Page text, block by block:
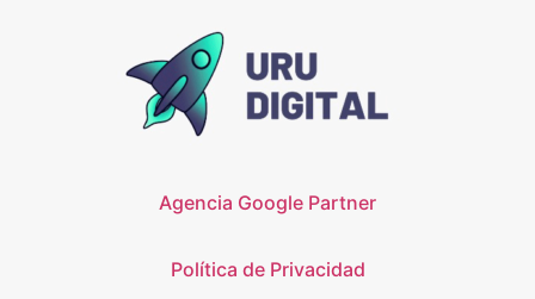
Agencia Google Partner
Política de Privacidad